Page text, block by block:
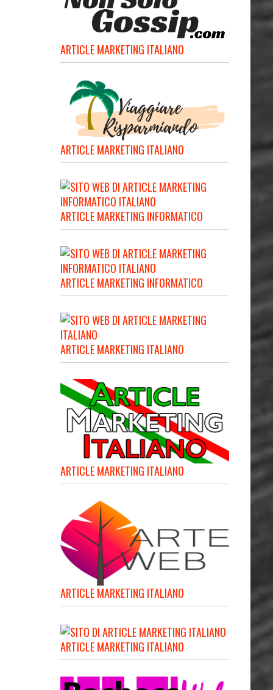
ARTICLE MARKETING ITALIANO
ARTICLE MARKETING ITALIANO
ARTICLE MARKETING INFORMATICO
ARTICLE MARKETING INFORMATICO
ARTICLE MARKETING ITALIANO
ARTICLE MARKETING ITALIANO
ARTICLE MARKETING ITALIANO
ARTICLE MARKETING ITALIANO